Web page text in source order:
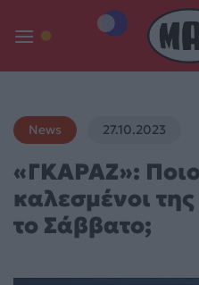
News 27.10.2023
«ΓΚΑΡΑΖ»:
καλεσμένοι
το Σάββατο;